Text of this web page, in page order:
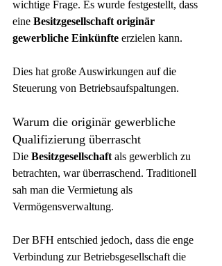
wichtige Frage. Es wurde festgestellt, dass
eine Besitzgesellschaft originär
gewerbliche Einkünfte erzielen kann.
Dies hat große Auswirkungen auf die
Steuerung von Betriebsaufspaltungen.
Warum die originär gewerbliche
Qualifizierung überrascht
Die Besitzgesellschaft als gewerblich zu
betrachten, war überraschend. Traditionell
sah man die Vermietung als
Vermögensverwaltung.
Der BFH entschied jedoch, dass die enge
Verbindung zur Betriebsgesellschaft die